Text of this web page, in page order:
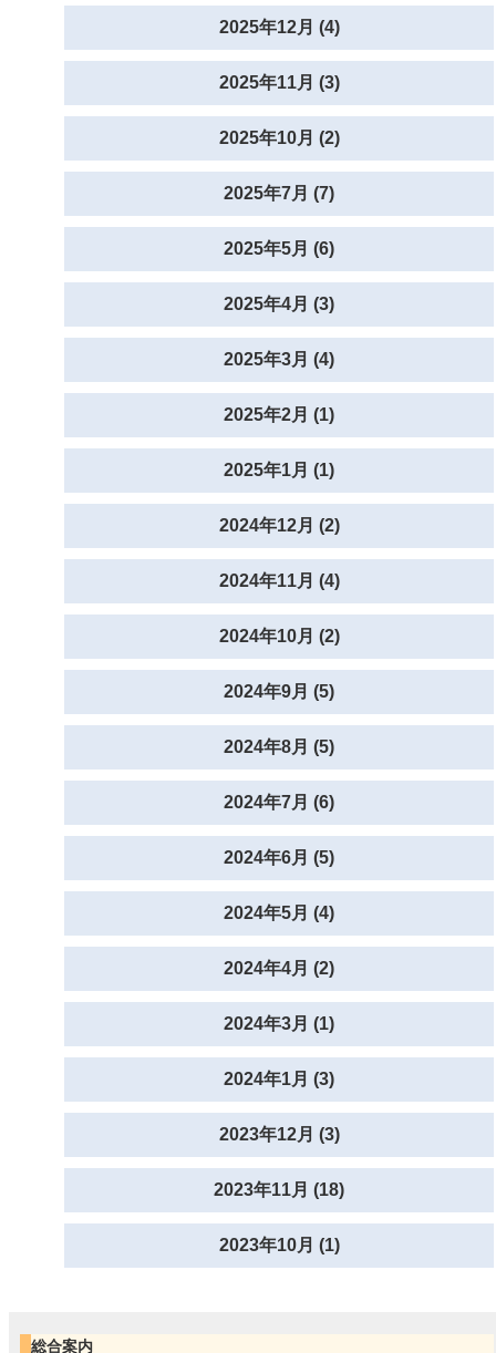
2025年12月 (4)
2025年11月 (3)
2025年10月 (2)
2025年7月 (7)
2025年5月 (6)
2025年4月 (3)
2025年3月 (4)
2025年2月 (1)
2025年1月 (1)
2024年12月 (2)
2024年11月 (4)
2024年10月 (2)
2024年9月 (5)
2024年8月 (5)
2024年7月 (6)
2024年6月 (5)
2024年5月 (4)
2024年4月 (2)
2024年3月 (1)
2024年1月 (3)
2023年12月 (3)
2023年11月 (18)
2023年10月 (1)
総合案内